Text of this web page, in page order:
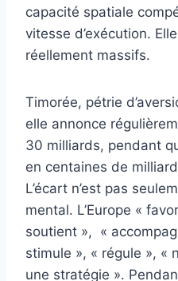
capacité spatiale
vitesse d’exécution.
réellement massifs.
Timorée, pétrie
elle annonce
30 milliards, pendant
en centaines de
L’écart n’est pas
mental. L’Europe «
soutient », «
stimule », « régule », «
une stratégie ».